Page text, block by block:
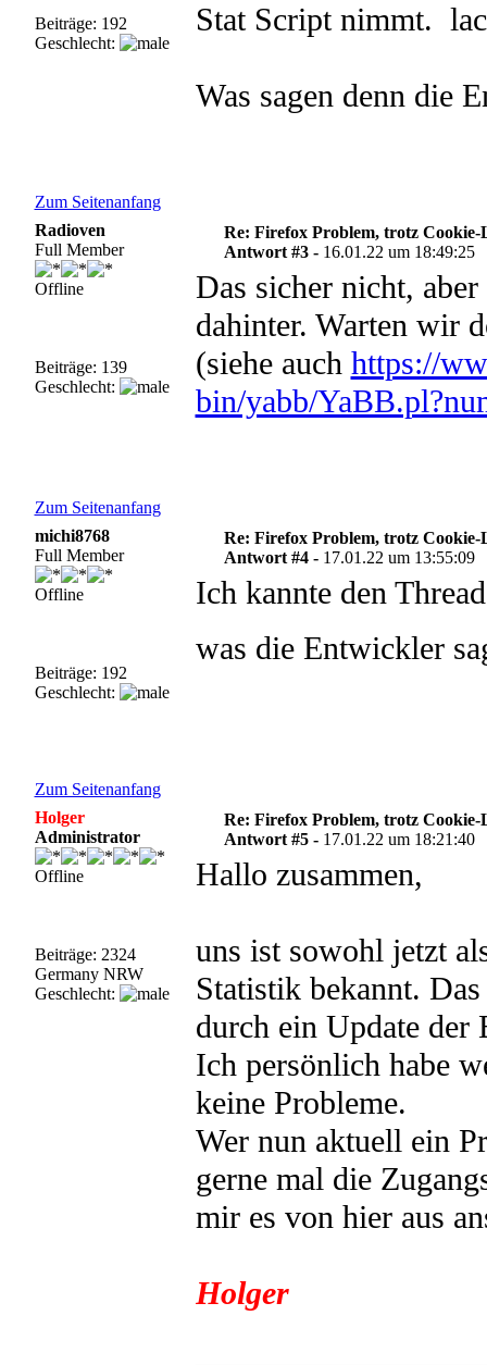
Beiträge: 192
Geschlecht:
Stat Script nimmt.
Was sagen denn die
Zum Seitenanfang
Radioven
Full Member
Offline
Beiträge: 139
Geschlecht:
Re: Firefox Problem, trotz Cookie-
Antwort #3 - 16.01.22 um 18:49:25
Das sicher nicht,
dahinter. Warten wir
(siehe auch https://
bin/yabb/
Zum Seitenanfang
michi8768
Full Member
Offline
Beiträge: 192
Geschlecht:
Re: Firefox Problem, trotz Cookie-
Antwort #4 - 17.01.22 um 13:55:09
Ich kannte den
was die Entwickler
Zum Seitenanfang
Holger
Administrator
Offline
Beiträge: 2324
Germany NRW
Geschlecht:
Re: Firefox Problem, trotz Cookie-
Antwort #5 - 17.01.22 um 18:21:40
Hallo zusammen,
uns ist sowohl jetzt
Statistik bekannt.
durch ein Update der
Ich persönlich habe
keine Probleme.
Wer nun aktuell ein
gerne mal die
mir es von hier aus
Holger